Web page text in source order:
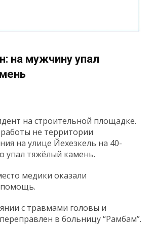
на мужчину упал
на строительной площадке.
не территории
на улице Йехезкель на 40-
упал тяжёлый камень.
медики оказали
с травмами головы и
в больницу “Рамбам”.